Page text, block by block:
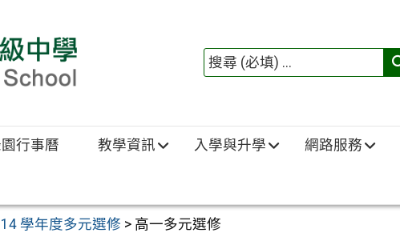
行事曆 教學資訊 入學與升學 網路服務
學年度多元選修 > 高一多元選修